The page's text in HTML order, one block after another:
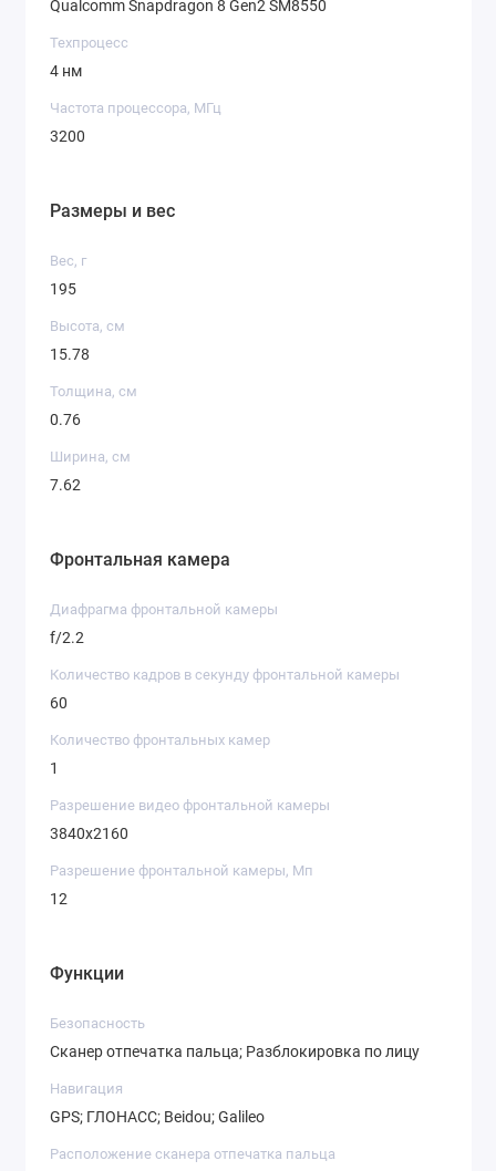
Qualcomm Snapdragon 8 Gen2 SM8550
Техпроцесс
4 нм
Частота процессора, МГц
3200
Размеры и вес
Вес, г
195
Высота, см
15.78
Толщина, см
0.76
Ширина, см
7.62
Фронтальная камера
Диафрагма фронтальной камеры
f/2.2
Количество кадров в секунду фронтальной камеры
60
Количество фронтальных камер
1
Разрешение видео фронтальной камеры
3840х2160
Разрешение фронтальной камеры, Мп
12
Функции
Безопасность
Сканер отпечатка пальца; Разблокировка по лицу
Навигация
GPS; ГЛОНАСС; Beidou; Galileo
Расположение сканера отпечатка пальца